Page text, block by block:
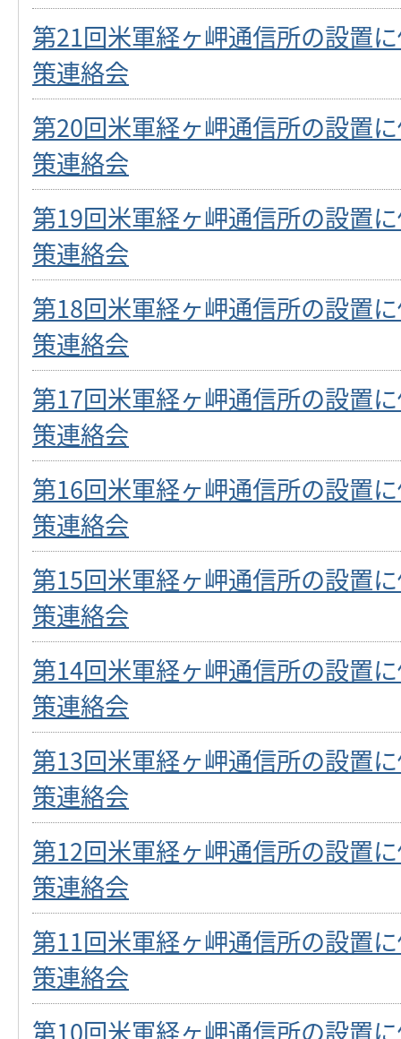
第21回米軍経ヶ岬通信所の設置
策連絡会
第20回米軍経ヶ岬通信所の設置
策連絡会
第19回米軍経ヶ岬通信所の設置
策連絡会
第18回米軍経ヶ岬通信所の設置
策連絡会
第17回米軍経ヶ岬通信所の設置
策連絡会
第16回米軍経ヶ岬通信所の設置
策連絡会
第15回米軍経ヶ岬通信所の設置
策連絡会
第14回米軍経ヶ岬通信所の設置
策連絡会
第13回米軍経ヶ岬通信所の設置
策連絡会
第12回米軍経ヶ岬通信所の設置
策連絡会
第11回米軍経ヶ岬通信所の設置
策連絡会
第10回米軍経ヶ岬通信所の設置